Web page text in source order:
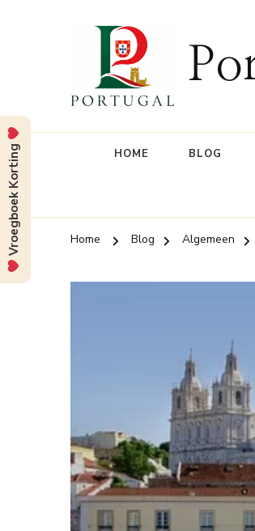
HOME BLOG
Home Blog Algemeen
Vroegboek Korting